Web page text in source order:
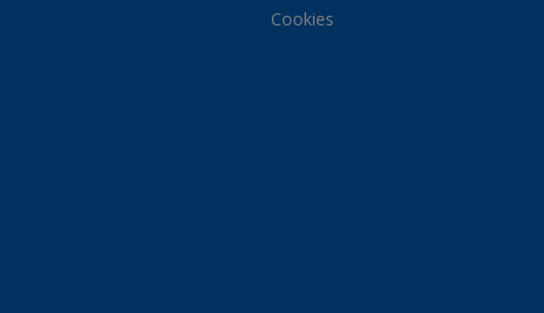
Cookies